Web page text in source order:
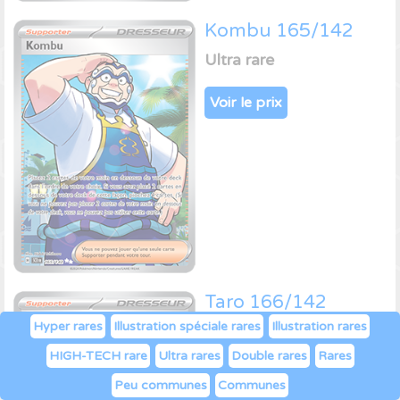
Kombu 165/142
Ultra rare
Voir le prix
Taro 166/142
Ultra rare
Voir le prix
Hyper rares Illustration spéciale rares
Illustration rares
HIGH-TECH rare
Ultra rares Double rares
Rares
Peu communes
Communes